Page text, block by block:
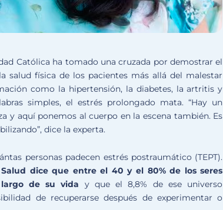
Católica ha tomado una cruzada por demostrar el
salud física de los pacientes más allá del malestar
como la hipertensión, la diabetes, la artritis y
simples, el estrés prolongado mata. “Hay un
y aquí ponemos al cuerpo en la escena también. Es
dice la experta.
personas padecen estrés postraumático (TEPT).
dice que entre el 40 y el 80% de los seres
de su vida y que el 8,8% de ese universo
de recuperarse después de experimentar o